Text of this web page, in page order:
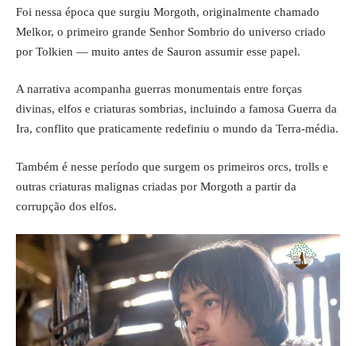
Foi nessa época que surgiu Morgoth, originalmente chamado
Melkor, o primeiro grande Senhor Sombrio do universo criado
por Tolkien — muito antes de Sauron assumir esse papel.
A narrativa acompanha guerras monumentais entre forças
divinas, elfos e criaturas sombrias, incluindo a famosa Guerra da
Ira, conflito que praticamente redefiniu o mundo da Terra-média.
Também é nesse período que surgem os primeiros orcs, trolls e
outras criaturas malignas criadas por Morgoth a partir da
corrupção dos elfos.